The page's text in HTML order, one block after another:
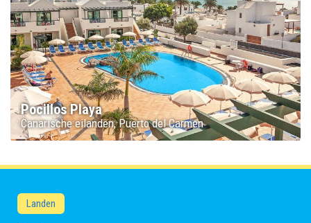
Pocillos Playa
Canarische eilanden Puerto del Carmen
Landen